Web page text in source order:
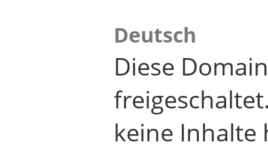
Deutsch
Diese
keine Inhalte